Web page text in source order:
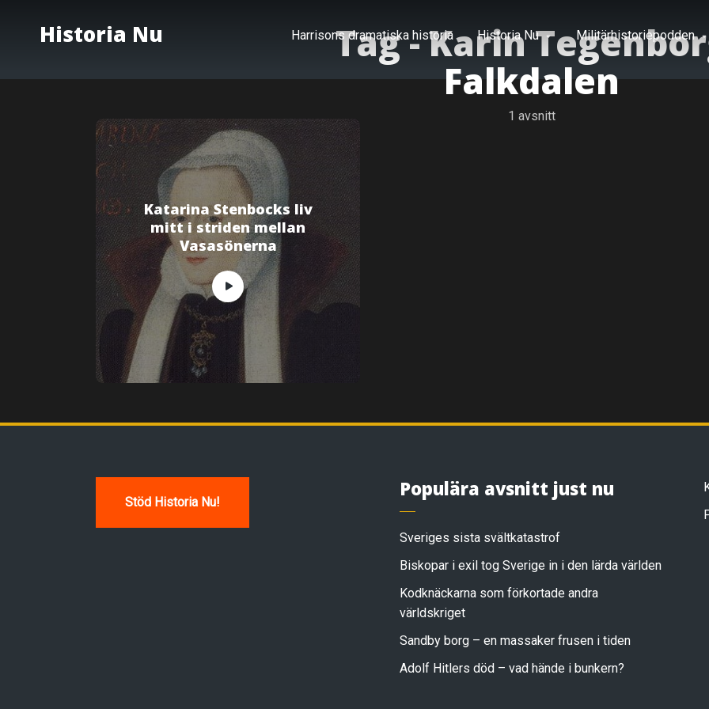
Historia Nu Harrisons dramatiska historia Historia Nu Militärhistoriepodden
Tag -Karin
Falkdalen
1 avsnitt
Katarina Stenbocks liv
mitt i striden mellan
Vasasönerna
Stöd Historia Nu!
Populära avsnitt just nu
Sveriges sista svältkatastrof
Biskopar i exil tog Sverige in i den lärda världen
Kodknäckarna som förkortade andra
världskriget
Sandby borg – en massaker frusen i tiden
Adolf Hitlers död – vad hände i bunkern?